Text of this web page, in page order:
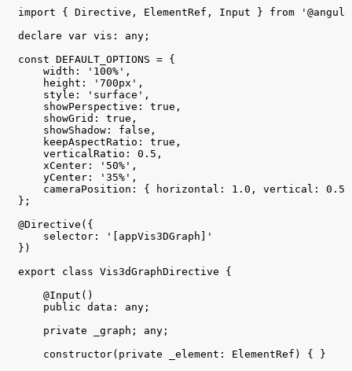
import { Directive, ElementRef, Input } from
declare var vis: any;
const DEFAULT_OPTIONS = {
    width: '100%',
    height: '700px',
    style: 'surface',
    showPerspective: true,
    showGrid: true,
    showShadow: false,
    keepAspectRatio: true,
    verticalRatio: 0.5,
    xCenter: '50%',
    yCenter: '35%',
cameraPosition: { horizontal: 1.0, vertical:
};
@Directive({
    selector: '[appVis3DGraph]'
})
export class Vis3dGraphDirective {
    @Input()
    public data: any;
    private _graph; any;
    constructor(private _element: ElementRef) { }